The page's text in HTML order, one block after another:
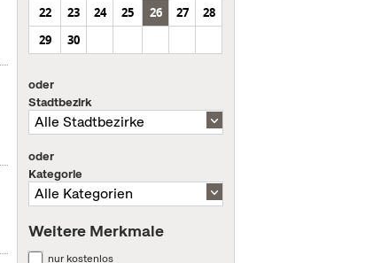
22
23 24 25 26 27
28
29
30
oder
Stadtbezirk
oder
Kategorie
Weitere Merkmale
nur kostenlos